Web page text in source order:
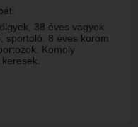
38 éves vagyok
sportoló. 8 éves korom
Komoly